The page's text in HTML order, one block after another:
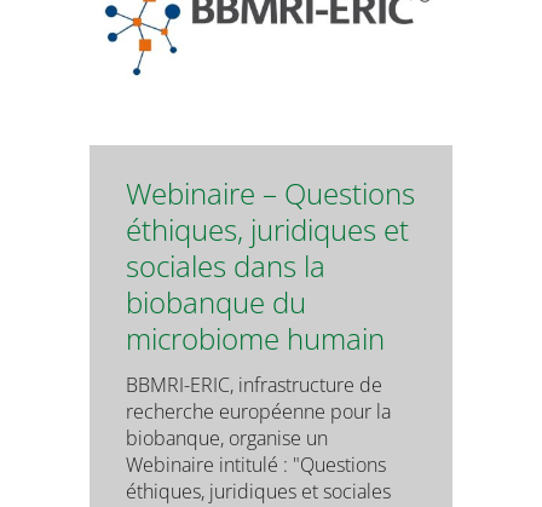
Webinaire – Questions
éthiques, juridiques et
sociales dans la
biobanque du
microbiome humain
BBMRI-ERIC, infrastructure de
recherche européenne pour la
biobanque, organise un
Webinaire intitulé : "Questions
éthiques, juridiques et sociales